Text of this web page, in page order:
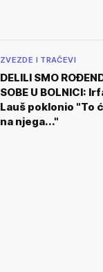
ZVEZDE I TRAČEVI
DELILI SMO
SOBE U BOLNICI:
Lauš poklonio "To
na njega..."